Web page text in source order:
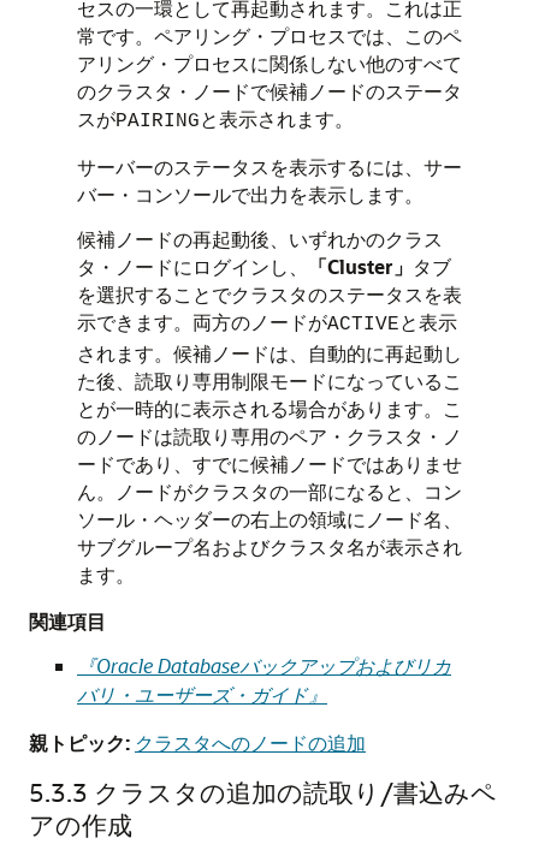
セスの一環として再起動されます。これは正
常です。ペアリング・プロセスでは、このペ
アリング・プロセスに関係しない他のすべて
のクラスタ・ノードで候補ノードのステータ
スがPAIRINGと表示されます。
サーバーのステータスを表示するには、サー
バー・コンソールで出力を表示します。
候補ノードの再起動後、いずれかのクラス
タ・ノードにログインし、
「Cluster」 タブ
を選択することでクラスタのステータスを表
示できます。両方のノードがACTIVEと表示
されます。候補ノードは、自動的に再起動し
た後、読取り専用制限モードになっているこ
とが一時的に表示される場合があります。こ
のノードは読取り専用のペア・クラスタ・ノ
ードであり、すでに候補ノードではありませ
ん。ノードがクラスタの一部になると、コン
ソール・ヘッダーの右上の領域にノード名、
サブグループ名およびクラスタ名が表示され
ます。
関連項目
『Oracle Databaseバックアップおよびリカ
バリ・ユーザーズ・ガイド』
親トピック: クラスタへのノードの追加
5.3.3 クラスタの追加の読取り/書込みペ
アの作成